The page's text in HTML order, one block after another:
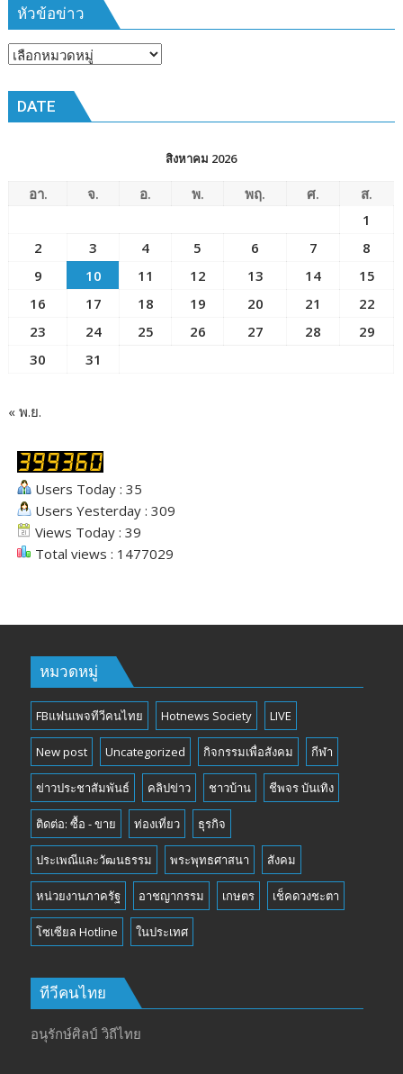
๒๕๖๙
หัวข้อข่าว
หัวข้อ
DATE
สิงหาคม 2026
อา. จ. อ. พ. พฤ. ศ.
ส.
1
2
3 4 5 6 7
8
9
10 11 12 13 14
15
16
17 18 19 20 21
22
23
24 25 26 27 28
29
30
31
« พ.ย.
Users Today : 35
Users Yesterday : 309
Views Today : 39
Total views : 1477029
หมวดหมู่
FBแฟนเพจทีวีคนไทย Hotnews Society LIVE
New post Uncategorized กิจกรรมเพื่อสังคม กีฬา
ข่าวประชาสัมพันธ์ คลิปข่าว ชาวบ้าน ชีพจร บันเทิง
ติดต่อ: ซื้อ - ขาย ท่องเที่ยว ธุรกิจ
ประเพณีและวัฒนธรรม พระพุทธศาสนา สังคม
หน่วยงานภาครัฐ อาชญากรรม เกษตร เช็คดวงชะตา
โซเซียล Hotline ในประเทศ
ทีวีคนไทย
อนุรักษ์ศิลป์ วิถีไทย